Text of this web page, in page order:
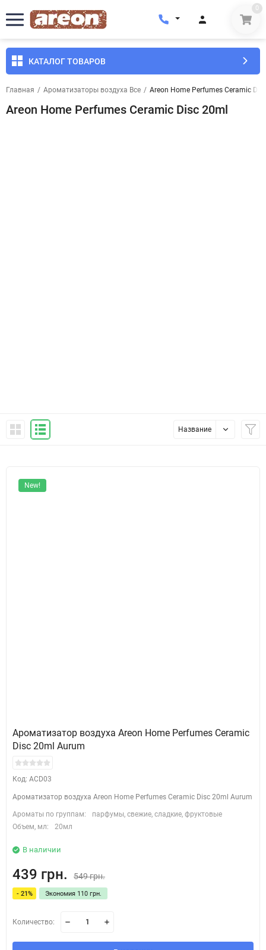
0
КАТАЛОГ ТОВАРОВ
Главная / Ароматизаторы воздуха Все / Areon Home Perfumes Ceramic
Areon Home Perfumes Ceramic Disc 20ml
Название
New!
Ароматизатор воздуха Areon Home Perfumes Ceramic
Disc 20ml Aurum
Код: ACD03
Ароматизатор воздуха Areon Home Perfumes Ceramic Disc 20ml Aurum
Ароматы по группам:
парфумы, свежие, сладкие, фруктовые
Объем, мл:
20мл
В наличии
439 грн. 549 грн.
- 21% Экономия 110 грн.
Количество: